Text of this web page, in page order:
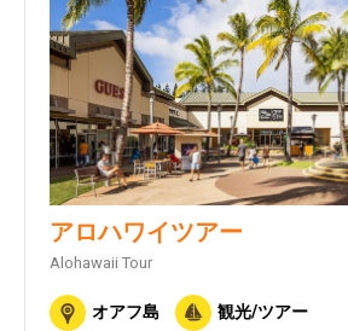
アロハワイツアー
Alohawaii Tour
オアフ島 観光/ツアー